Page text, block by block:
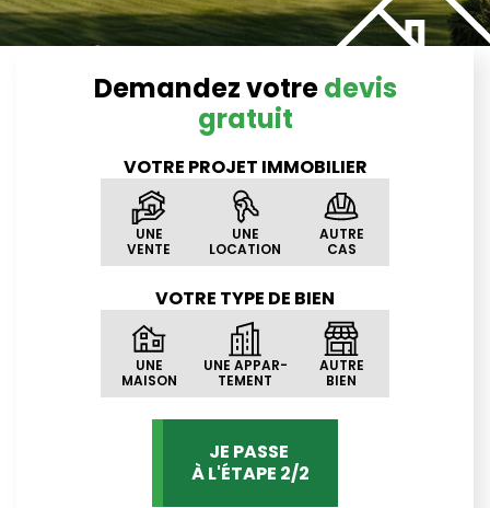
Demandez votredevis
gratuit
VOTRE PROJET IMMOBILIER
UNE
VENTE
UNE
LOCATION
AUTRE
CAS
VOTRE TYPE DE BIEN
UNE
MAISON
UNE APPAR-
TEMENT
AUTRE
BIEN
JE PASSE
À L'ÉTAPE 2/2